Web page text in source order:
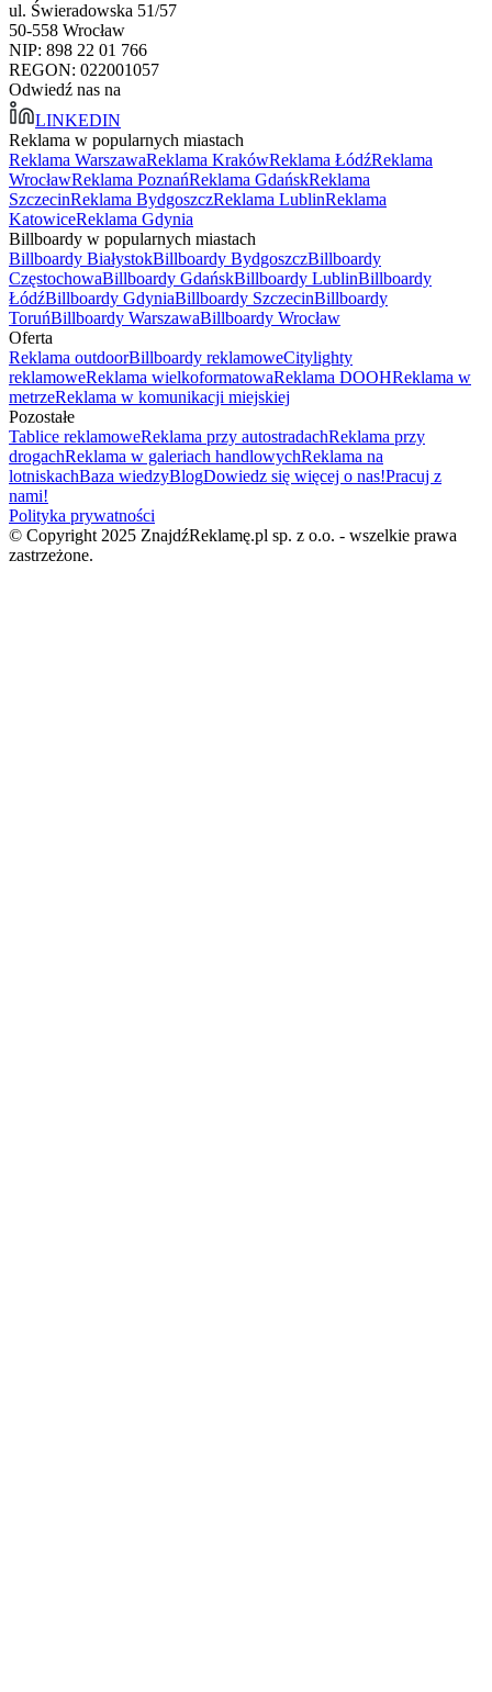
ul. Świeradowska 51/57
50-558 Wrocław
NIP: 898 22 01 766
REGON: 022001057
Odwiedź nas na
LINKEDIN
Reklama w popularnych miastach
Reklama WarszawaReklama KrakówReklama ŁódźReklama
WrocławReklama PoznańReklama GdańskReklama
SzczecinReklama BydgoszczReklama LublinReklama
KatowiceReklama Gdynia
Billboardy w popularnych miastach
Billboardy BiałystokBillboardy BydgoszczBillboardy
CzęstochowaBillboardy GdańskBillboardy LublinBillboardy
ŁódźBillboardy GdyniaBillboardy SzczecinBillboardy
ToruńBillboardy WarszawaBillboardy Wrocław
Oferta
Reklama outdoorBillboardy reklamoweCitylighty
reklamoweReklama wielkoformatowaReklama DOOHReklama w
metrzeReklama w komunikacji miejskiej
Pozostałe
Tablice reklamoweReklama przy autostradachReklama przy
drogachReklama w galeriach handlowychReklama na
lotniskachBaza wiedzyBlogDowiedz się więcej o nas!Pracuj z
nami!
Polityka prywatności
© Copyright 2025 ZnajdźReklamę.pl sp. z o.o. - wszelkie prawa
zastrzeżone.